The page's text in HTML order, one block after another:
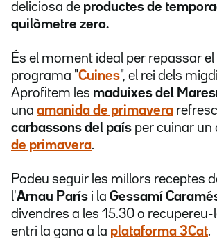
deliciosa de productes de
quilòmetre zero.
És el moment ideal per repassar
programa "Cuines", el rei dels
Aprofitem les maduixes del
una amanida de primavera
carbassons del país per cuinar un
de primavera.
Podeu seguir les millors receptes
l'Arnau París i la Gessamí
divendres a les 15.30 o recupereu-
entri la gana a la plataforma 3Cat.